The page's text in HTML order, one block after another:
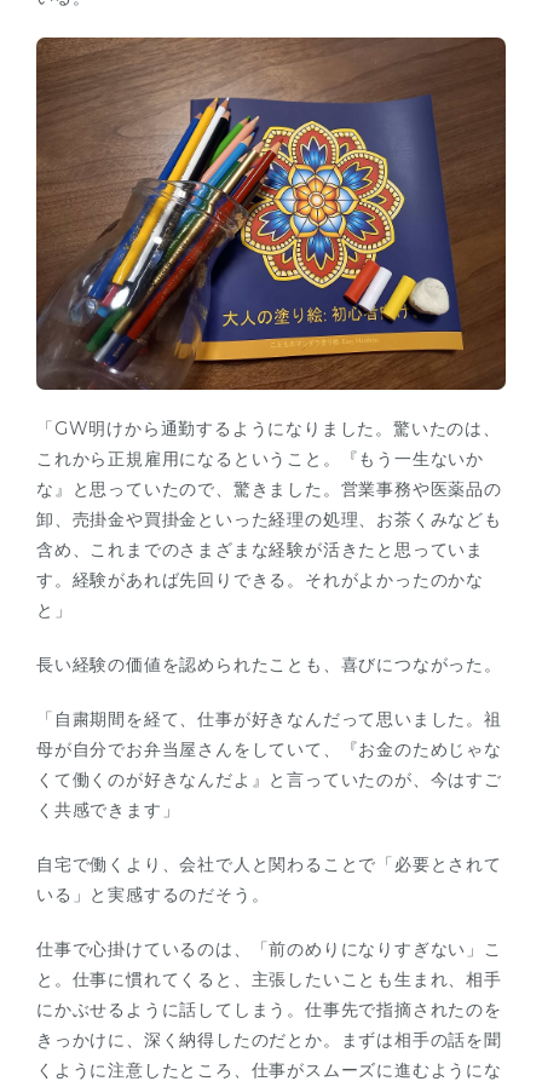
「GW明けから通勤するようになりました。驚いたのは、
これから正規雇用になるということ。『もう一生ないか
な』と思っていたので、驚きました。営業事務や医薬品の
卸、売掛金や買掛金といった経理の処理、お茶くみなども
含め、これまでのさまざまな経験が活きたと思っていま
す。経験があれば先回りできる。それがよかったのかな
と」
長い経験の価値を認められたことも、喜びにつながった。
「自粛期間を経て、仕事が好きなんだって思いました。祖
母が自分でお弁当屋さんをしていて、『お金のためじゃな
くて働くのが好きなんだよ』と言っていたのが、今はすご
く共感できます」
自宅で働くより、会社で人と関わることで「必要とされて
いる」と実感するのだそう。
仕事で心掛けているのは、「前のめりになりすぎない」こ
と。仕事に慣れてくると、主張したいことも生まれ、相手
にかぶせるように話してしまう。仕事先で指摘されたのを
きっかけに、深く納得したのだとか。まずは相手の話を聞
くように注意したところ、仕事がスムーズに進むようにな